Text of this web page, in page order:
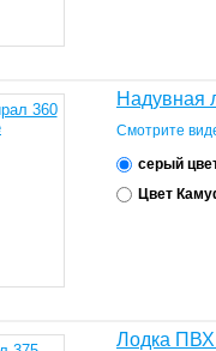
Надувная
Смотрите
серый
Цвет
Лодка